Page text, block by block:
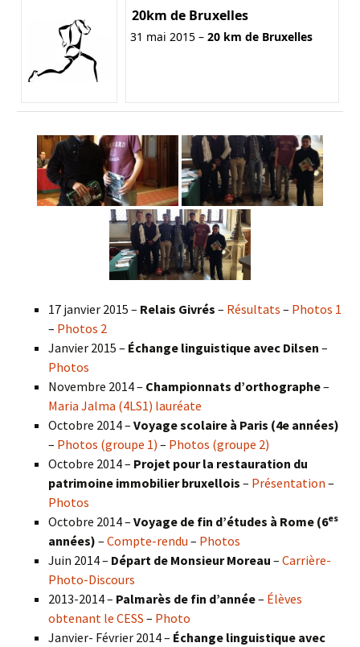
20km de Bruxelles
31 mai 2015 – 20 km de Bruxelles
17 janvier 2015 – Relais Givrés – Résultats – Photos 1
– Photos 2
Janvier 2015 – Échange linguistique avec Dilsen –
Photos
Novembre 2014 – Championnats d’orthographe–
Maria Jalma (4LS1) lauréate
Octobre 2014 – Voyage scolaire à Paris (4e années)
– Photos (groupe 1) – Photos (groupe 2)
Octobre 2014 – Projet pour la restauration du
patrimoine immobilier bruxellois – Présentation –
Photos
Octobre 2014 – Voyage de fin d’études à Rome (6es
années) – Compte-rendu – Photos
Juin 2014 – Départ de Monsieur Moreau – Carrière-
Photo-Discours
2013-2014 – Palmarès de fin d’année– Élèves
obtenant le CESS – Photo
Janvier- Février 2014 – Échange linguistique avec